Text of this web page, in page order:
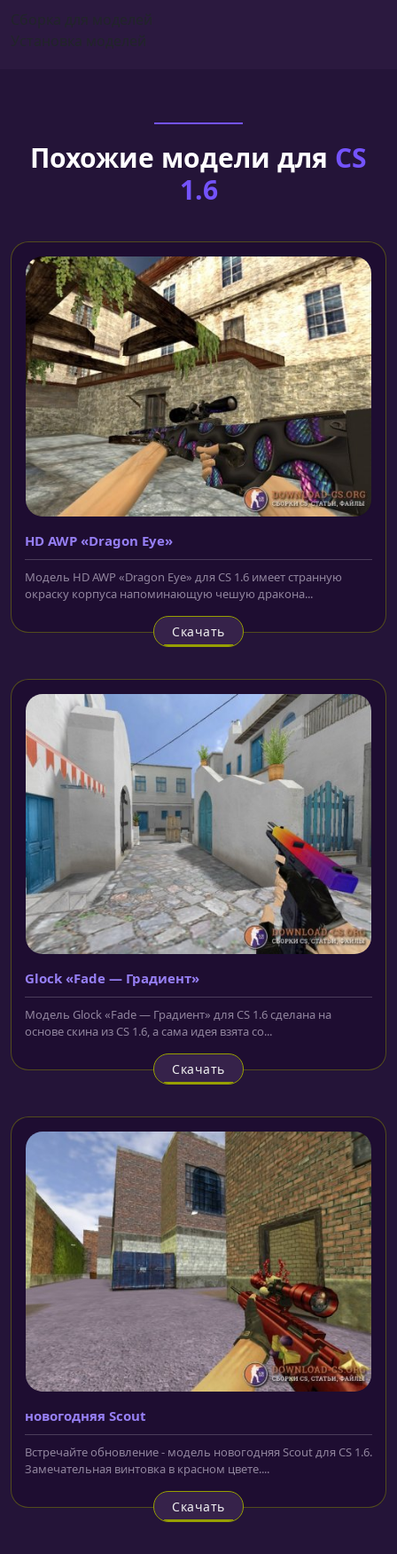
Похожие модели для CS
1.6
HD AWP «Dragon Eye»
Модель HD AWP «Dragon Eye» для CS 1.6 имеет странную
окраску корпуса напоминающую чешую дракона...
Скачать
Glock «Fade — Градиент»
Модель Glock «Fade — Градиент» для CS 1.6 сделана на
основе скина из CS 1.6, а сама идея взята со...
Скачать
новогодняя Scout
Встречайте обновление - модель новогодняя Scout для CS 1.6.
Замечательная винтовка в красном цвете....
Скачать